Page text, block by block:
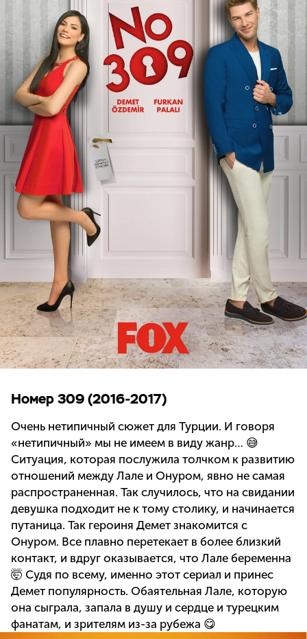
Номер 309 (2016-2017)
Очень нетипичный сюжет для Турции. И говоря
«нетипичный» мы не имеем в виду жанр… 😅
Ситуация, которая послужила толчком к развитию
отношений между Лале и Онуром, явно не самая
распространенная. Так случилось, что на свидании
девушка подходит не к тому столику, и начинается
путаница. Так героиня Демет знакомится с
Онуром. Все плавно перетекает в более близкий
контакт, и вдруг оказывается, что Лале беременна
🤯 Судя по всему, именно этот сериал и принес
Демет популярность. Обаятельная Лале, которую
она сыграла, запала в душу и сердце и турецким
фанатам, и зрителям из-за рубежа 😋